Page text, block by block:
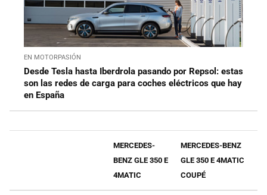
EN MOTORPASIÓN
Desde Tesla hasta Iberdrola pasando por Repsol: estas
son las redes de carga para coches eléctricos que hay
en España
MERCEDES-
BENZ GLE 350 E
4MATIC
MERCEDES-BENZ
GLE 350 E 4MATIC
COUPÉ